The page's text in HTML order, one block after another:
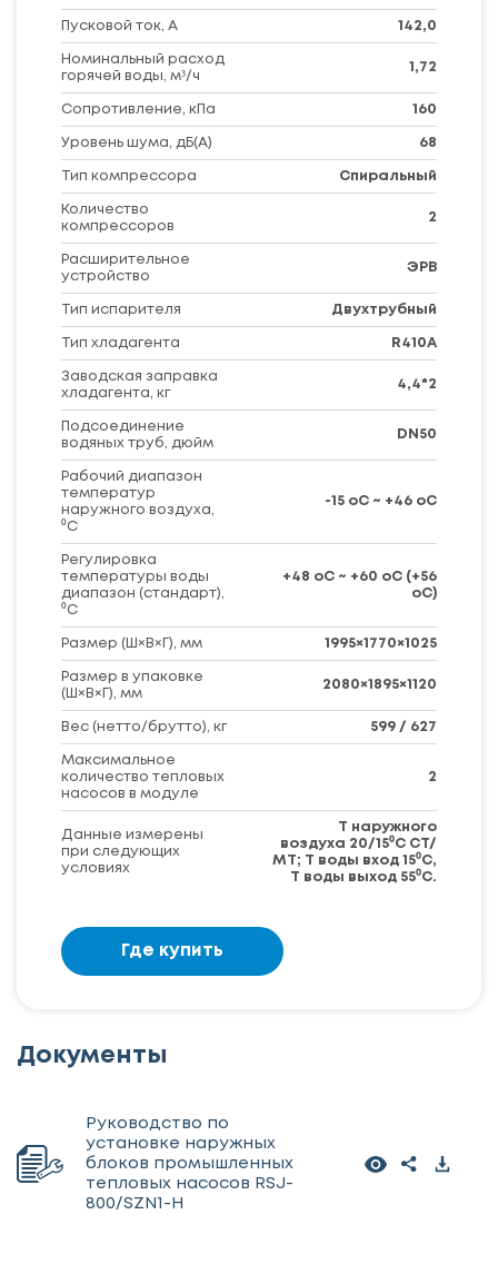
Пусковой ток, А 142,0
Номинальный расход
горячей воды, м³/ч
1,72
Сопротивление, кПа 160
Уровень шума, дБ(A) 68
Тип компрессора Спиральный
Количество
компрессоров
2
Расширительное
устройство
ЭРВ
Тип испарителя Двухтрубный
Тип хладагента R410A
Заводская заправка
хладагента, кг
4,4*2
Подсоединение
водяных труб, дюйм
DN50
Рабочий диапазон
температур
наружного воздуха,
⁰C
-15 оС ~ +46 оС
Регулировка
температуры воды
диапазон (стандарт),
⁰C
+48 оС ~ +60 оС (+56
оС)
Размер (Ш×В×Г), мм 1995×1770×1025
Размер в упаковке
(Ш×В×Г), мм
2080×1895×1120
Вес (нетто/брутто), кг 599 / 627
Максимальное
количество тепловых
насосов в модуле
2
Данные измерены
при следующих
условиях
Т наружного
воздуха 20/15⁰C СТ/
МТ; Т воды вход 15⁰C,
Т воды выход 55⁰C.
Где купить
Документы
Руководство по
установке наружных
блоков промышленных
тепловых насосов RSJ-
800/SZN1-H